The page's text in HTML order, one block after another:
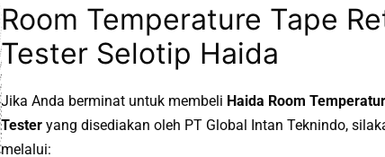
Room Temperature Tape
Tester Selotip Haida
Jika Anda berminat untuk membeli Haida Room
Tester yang disediakan oleh PT Global Intan Teknindo,
melalui: